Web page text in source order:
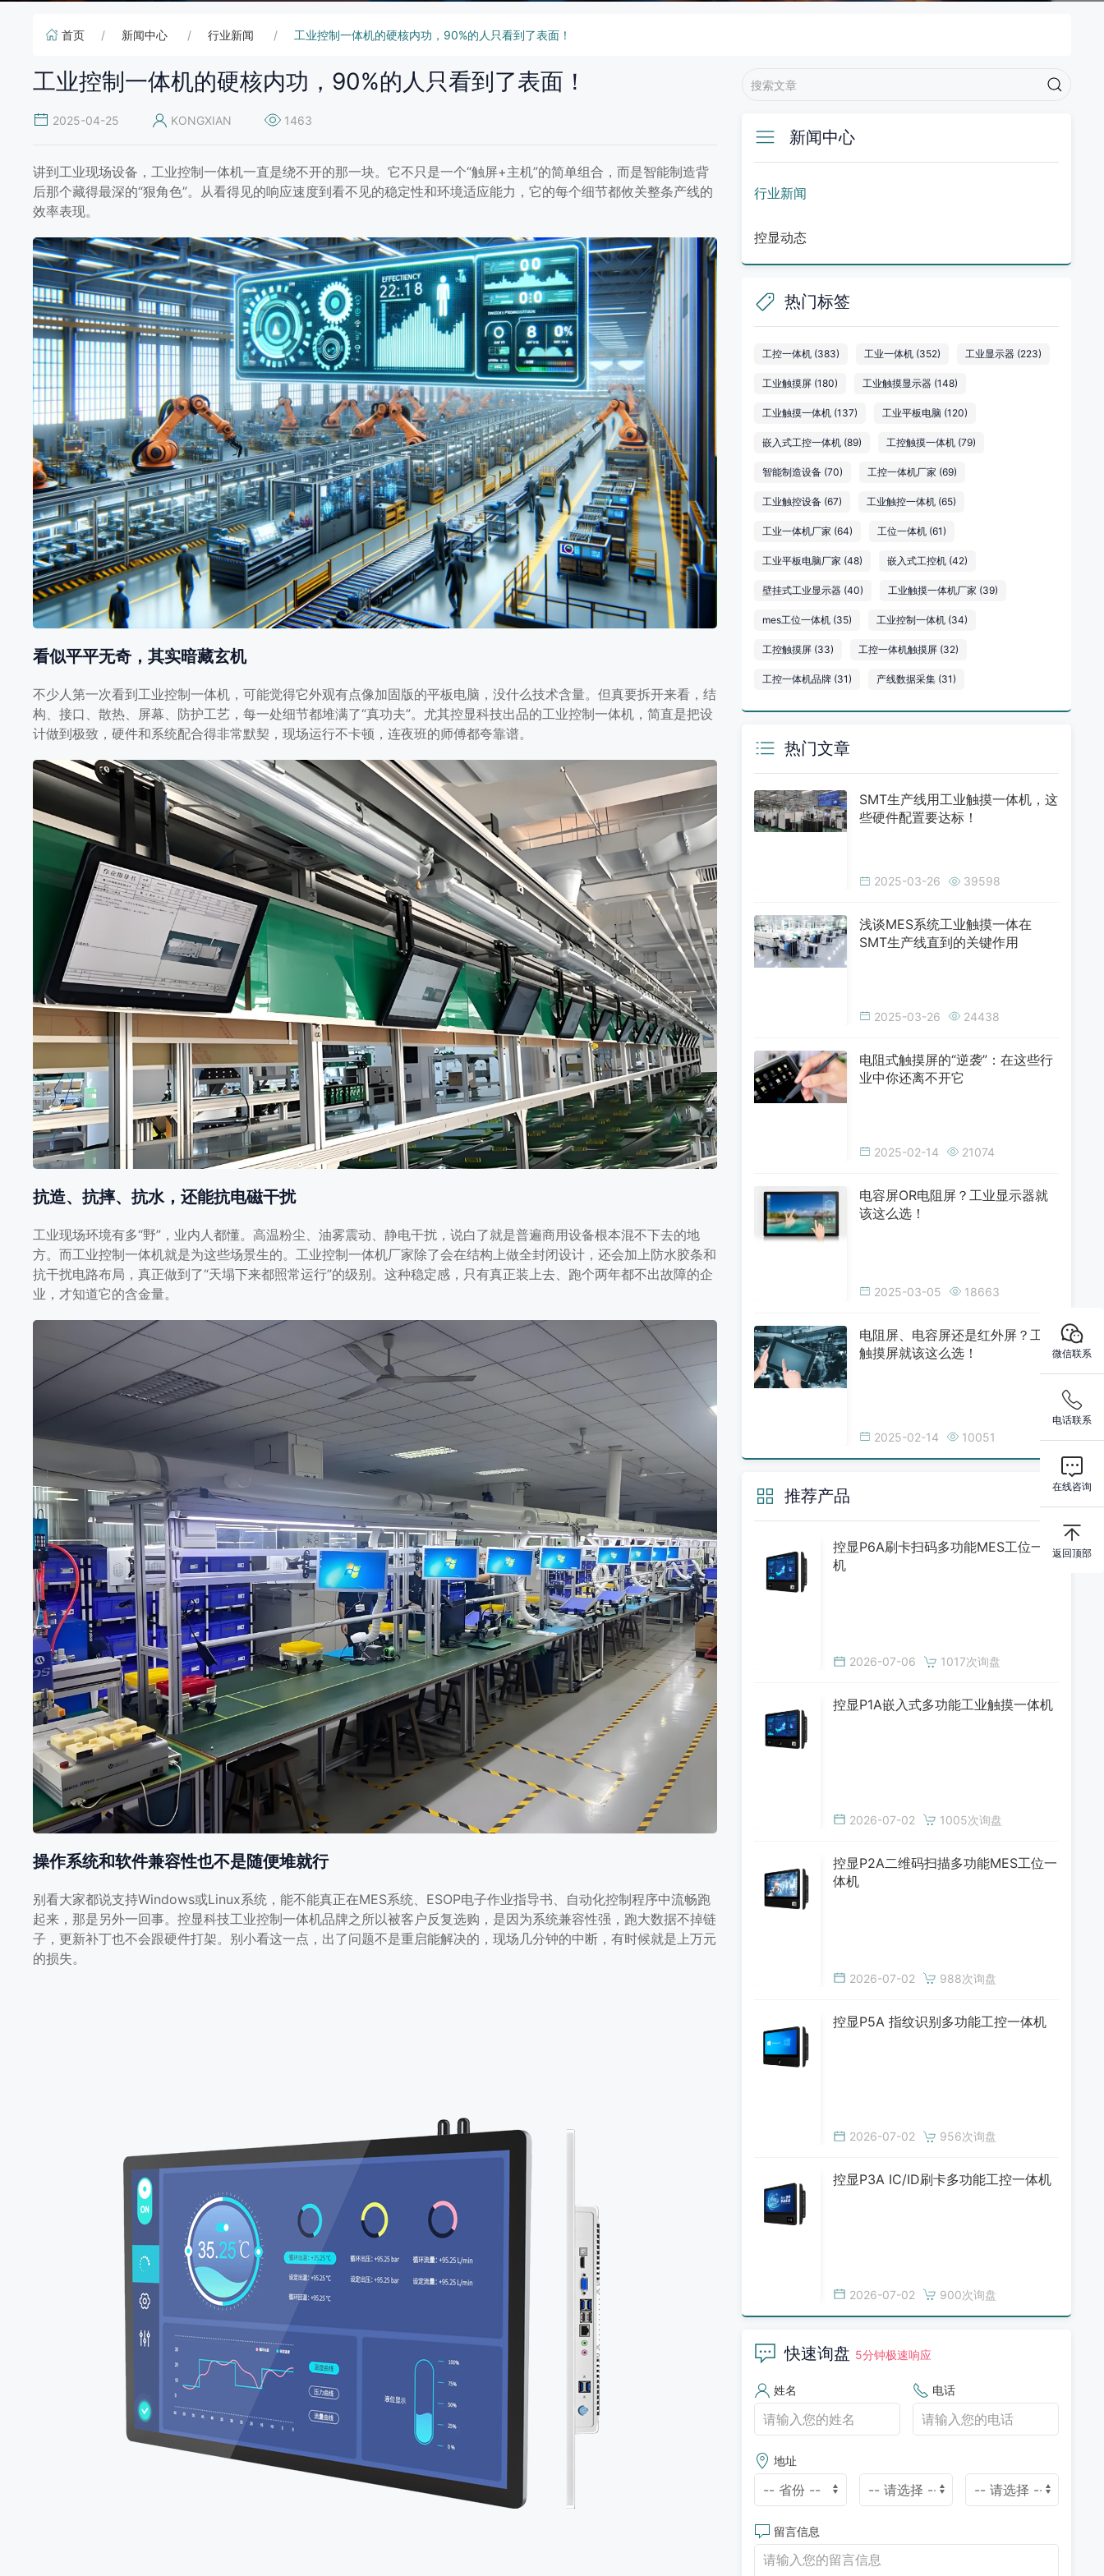
工业控制一体机的硬核内功，90%的人只看
到了表面！
讲到工业现场设备，工业控制一体机一直是绕不开的那一块。它不只是一个“触屏+主机”的
简单组合，而是智能制造背后那个藏得最深的“狠角色”。从看得见的响应速度到看不见
[…]
首页 新闻中心 行业新闻 工业控制一体机的硬核内功，90%的人只看到了表面！
工业控制一体机的硬核内功，90%的人只看到了表面！
2025-04-25 KONGXIAN 1463
讲到工业现场设备，工业控制一体机一直是绕不开的那一块。它不只是一个“触屏+主机”的简单组合，而是智能制造背
后那个藏得最深的“狠角色”。从看得见的响应速度到看不见的稳定性和环境适应能力，它的每个细节都攸关整条产线的
效率表现。
看似平平无奇，其实暗藏玄机
不少人第一次看到工业控制一体机，可能觉得它外观有点像加固版的平板电脑，没什么技术含量。但真要拆开来看，结
构、接口、散热、屏幕、防护工艺，每一处细节都堆满了“真功夫”。尤其控显科技出品的工业控制一体机，简直是把设
计做到极致，硬件和系统配合得非常默契，现场运行不卡顿，连夜班的师傅都夸靠谱。
抗造、抗摔、抗水，还能抗电磁干扰
工业现场环境有多“野”，业内人都懂。高温粉尘、油雾震动、静电干扰，说白了就是普遍商用设备根本混不下去的地
方。而工业控制一体机就是为这些场景生的。工业控制一体机厂家除了会在结构上做全封闭设计，还会加上防水胶条和
抗干扰电路布局，真正做到了“天塌下来都照常运行”的级别。这种稳定感，只有真正装上去、跑个两年都不出故障的企
业，才知道它的含金量。
操作系统和软件兼容性也不是随便堆就行
别看大家都说支持Windows或Linux系统，能不能真正在MES系统、ESOP电子作业指导书、自动化控制程序中流畅跑
起来，那是另外一回事。控显科技工业控制一体机品牌之所以被客户反复选购，是因为系统兼容性强，跑大数据不掉链
子，更新补丁也不会跟硬件打架。别小看这一点，出了问题不是重启能解决的，现场几分钟的中断，有时候就是上万元
的损失。
新闻中心
行业新闻
控显动态
热门标签
工控一体机(383) 工业一体机(352) 工业显示器(223)
工业触摸屏(180) 工业触摸显示器(148)
工业触摸一体机(137) 工业平板电脑 (120)
嵌入式工控一体机(89) 工控触摸一体机(79)
智能制造设备(70) 工控一体机厂家 (69)
工业触控设备(67) 工业触控一体机(65)
工业一体机厂家 (64) 工位一体机(61)
工业平板电脑厂家 (48) 嵌入式工控机(42)
壁挂式工业显示器(40) 工业触摸一体机厂家 (39)
mes工位一体机(35) 工业控制一体机(34)
工控触摸屏(33) 工控一体机触摸屏(32)
工控一体机品牌(31) 产线数据采集(31)
热门文章
SMT生产线用工业触摸一体机，这
些硬件配置要达标！
2025-03-26 39598
浅谈MES系统工业触摸一体在
SMT生产线直到的关键作用
2025-03-26 24438
电阻式触摸屏的“逆袭”：在这些行
业中你还离不开它
2025-02-14 21074
电容屏OR电阻屏？工业显示器就
该这么选！
2025-03-05 18663
电阻屏、电容屏还是红外屏？工业
触摸屏就该这么选！
2025-02-14 10051
推荐产品
控显P6A刷卡扫码多功能MES工位一体
机
2026-07-06 1017次询盘
控显P1A嵌入式多功能工业触摸一体机
2026-07-02 1005次询盘
控显P2A二维码扫描多功能MES工位一
体机
2026-07-02 988次询盘
控显P5A 指纹识别多功能工控一体机
2026-07-02 956次询盘
控显P3A IC/ID刷卡多功能工控一体机
2026-07-02 900次询盘
快速询盘 5分钟极速响应
姓名 电话
地址
留言信息
微信联系
电话联系
在线咨询
返回顶部